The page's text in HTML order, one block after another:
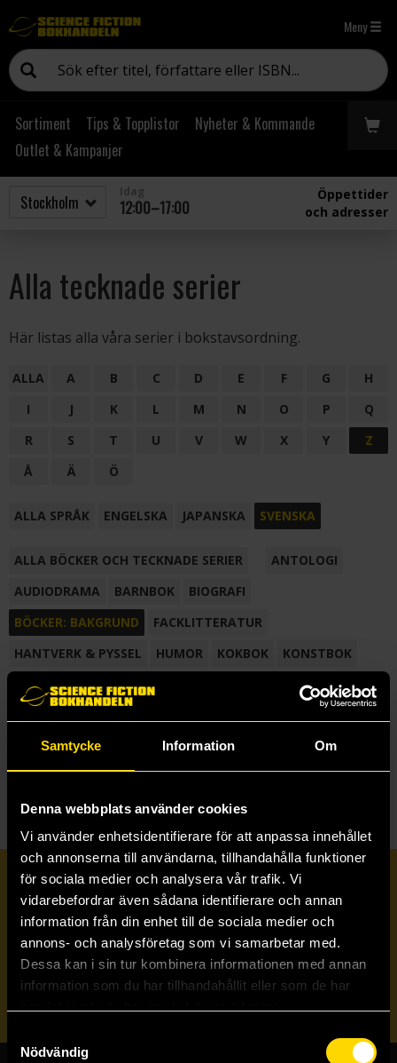
Samtycke Information Om
Denna webbplats använder cookies
Vi använder enhetsidentifierare för att anpassa innehållet
och annonserna till användarna, tillhandahålla funktioner
för sociala medier och analysera vår trafik. Vi
vidarebefordrar även sådana identifierare och annan
information från din enhet till de sociala medier och
annons- och analysföretag som vi samarbetar med.
Dessa kan i sin tur kombinera informationen med annan
information som du har tillhandahållit eller som de har
Nödvändig
Meny
Sortiment Tips & Topplistor
Nyheter & Kommande
Outlet & Kampanjer
12:00–17:00
Öppettider
och adresser
Alla tecknade serier
Här listas alla våra serier i bokstavsordning.
ALLA A B C D E F G
H
I
J K L M N O P
Q
R
S T U V W X Y
Z
Å
Ä Ö
ALLA SPRÅK ENGELSKA JAPANSKA SVENSKA
ALLA BÖCKER OCH TECKNADE SERIER
ANTOLOGI
AUDIODRAMA
BARNBOK
BIOGRAFI
BÖCKER: BAKGRUND
FACKLITTERATUR
HANTVERK & PYSSEL
HUMOR KOKBOK
KONSTBOK
KORTROMAN
LÄROBOK
NOVELL
SAMLINGSVOLYM
TECKNA & MÅLA TECKNAD SERIE
Prenumerera på vårt nyhetsbrev
Veckobrevet
Skicka